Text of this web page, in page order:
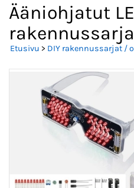
Ääniohjatut
Etusivu > DIY rakennussarjat /